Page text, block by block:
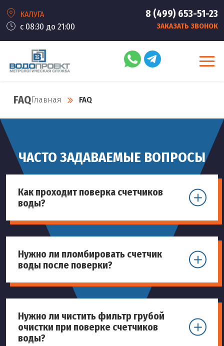
КАЛУГА
с 08:30 до 21:00
8 (499) 653-51-23
ЗАКАЗАТЬ ЗВОНОК
FAQГлавная FAQ
ЧАСТО ЗАДАВАЕМЫЕ ВОПРОСЫ
Как проходит поверка счетчиков
воды?
Нужно ли пломбировать счетчик
воды после поверки?
Нужно ли чистить фильтр грубой
очистки при поверке счетчиков
воды?